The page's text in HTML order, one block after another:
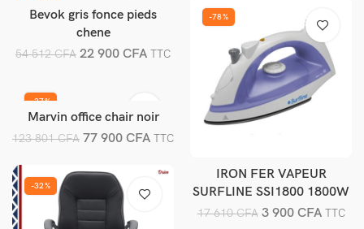
Ajouter au panier
Bevok gris fonce pieds
chene
54 512CFA 22 900 CFA TTC
-78%
Ajouter au panier
IRON FER VAPEUR
SURFLINE SSI1800 1800W
BLEU
17 610CFA 3 900 CFA TTC
-37%
Ajouter au panier
Marvin office chair noir
123 801CFA 77 900 CFA TTC
-32%